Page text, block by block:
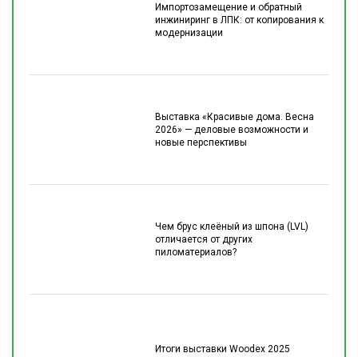
Импортозамещение и обратный
инжиниринг в ЛПК: от копирования к
модернизации
Выставка «Красивые дома. Весна
2026» — деловые возможности и
новые перспективы
Чем брус клеёный из шпона (LVL)
отличается от других
пиломатериалов?
Итоги выставки Woodex 2025